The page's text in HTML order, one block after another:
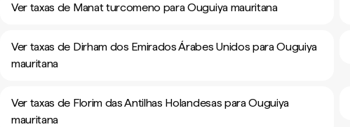
Ver taxas de Manat turcomeno para Ouguiya mauritana
Ver taxas de Dirham dos Emirados Árabes Unidos para Ouguiya
mauritana
Ver taxas de Florim das Antilhas Holandesas para Ouguiya
mauritana